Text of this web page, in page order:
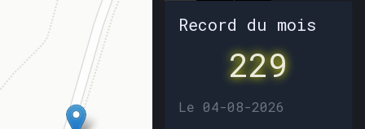
Record du mois
229
Le 04-08-2026